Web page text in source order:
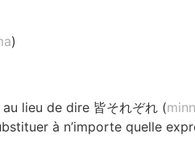
)
lieu de dire 皆それぞれ (
à n’importe quelle